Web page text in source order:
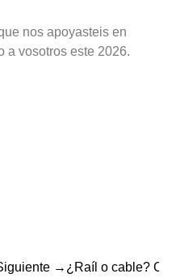
nos apoyasteis en
a vosotros este 2026.
→ ¿Raíl o cable?